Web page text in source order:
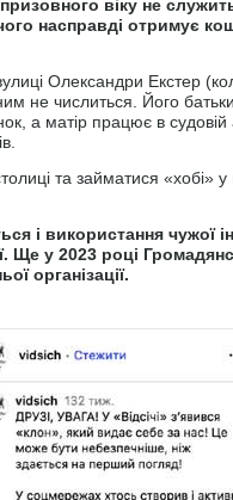
віку не
насправді отримує
Олександри Екстер
не числиться. Його
а матір працює в судовій
та займатися «хобі» у
і використання чужої
Ще у 2023 році
організації.